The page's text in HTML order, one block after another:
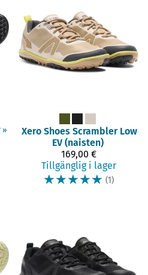
‪» Xero Shoes Scrambler Low
EV (naisten)
169,00 €
Tillgänglig i lager
☆☆☆☆☆ (1)